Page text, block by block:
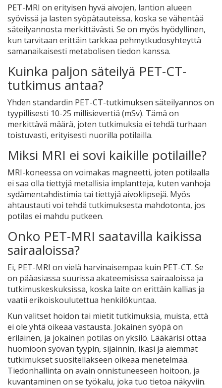
PET-MRI on erityisen hyvä aivojen, lantion alueen
syövissä ja lasten syöpätauteissa, koska se vähentää
säteilyannosta merkittävästi. Se on myös hyödyllinen,
kun tarvitaan erittäin tarkkaa pehmytkudosyhteyttä
samanaikaisesti metabolisen tiedon kanssa.
Kuinka paljon säteilyä PET-CT-
tutkimus antaa?
Yhden standardin PET-CT-tutkimuksen säteilyannos on
tyypillisesti 10-25 millisievertiä (mSv). Tämä on
merkittävä määrä, joten tutkimuksia ei tehdä turhaan
toistuvasti, erityisesti nuorilla potilailla.
Miksi MRI ei sovi kaikille potilaille?
MRI-koneessa on voimakas magneetti, joten potilaalla
ei saa olla tiettyjä metallisia implantteja, kuten vanhoja
sydämentahdistimia tai tiettyjä aivoklipsejä. Myös
ahtaustauti voi tehdä tutkimuksesta mahdotonta, jos
potilas ei mahdu putkeen.
Onko PET-MRI saatavilla kaikissa
sairaaloissa?
Ei, PET-MRI on vielä harvinaisempaa kuin PET-CT. Se
on pääasiassa suurissa akateemisissa sairaaloissa ja
tutkimuskeskuksissa, koska laite on erittäin kallias ja
vaatii erikoiskoulutettua henkilökuntaa.
Kun valitset hoidon tai mietit tutkimuksia, muista, että
ei ole yhtä oikeaa vastausta. Jokainen syöpä on
erilainen, ja jokainen potilas on yksilö. Lääkärisi ottaa
huomioon syövän tyypin, sijainnin, ikäsi ja aiemmat
tutkimukset suositellakseen oikeaa menetelmää.
Tiedonhallinta on avain onnistuneeseen hoitoon, ja
kuvantaminen on se työkalu, joka tuo tietoa näkyviin.